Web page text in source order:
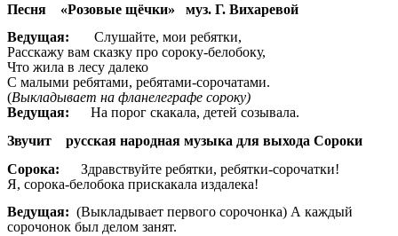
Песня
«Розовые щёчки» муз. Г. Вихаревой
Ведущая: Слушайте, мои ребятки,
Расскажу вам сказку про сороку-белобоку,
Что жила в лесу далеко
С малыми ребятами, ребятами-сорочатами.
(Выкладывает на фланелеграфе сороку)
Ведущая: На порог скакала, детей созывала.
Звучит русская народная музыка для выхода Сороки
Сорока:
Здравствуйте ребятки, ребятки-сорочатки!
Я, сорока-белобока прискакала издалека!
Ведущая: (Выкладывает первого сорочонка) А каждый
сорочонок был делом занят.